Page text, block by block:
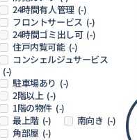
24時間有人管理 (-)
フロントサービス (-)
24時間ゴミ出し可 (-)
住戸内覧可能 (-)
コンシェルジュサービス
(-)
駐車場あり (-)
2階以上 (-)
1階の物件 (-)
最上階 (-) 南向き (-)
角部屋 (-)